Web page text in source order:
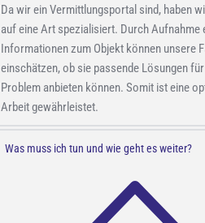
Da wir ein Vermittlungsportal sind, haben
auf eine Art spezialisiert. Durch Aufnahme
Informationen zum Objekt können unsere
einschätzen, ob sie passende Lösungen
Problem anbieten können. Somit ist eine
Arbeit gewährleistet.
Was muss ich tun und wie geht es weiter?